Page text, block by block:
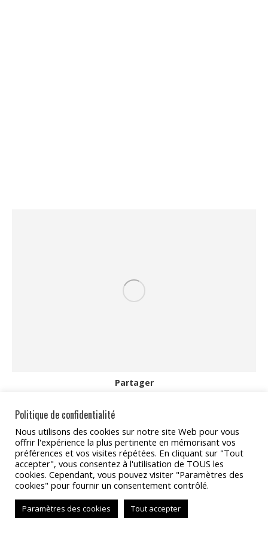
Partager
Partager
sur
Facebook
Partager
sur
X
sur
Pinterest
sur
LinkedIn
sur
WhatsApp
Copyright 2022 - TAT Services
BAS
Politique de confidentialité
Nous utilisons des cookies sur notre site Web pour vous
offrir l'expérience la plus pertinente en mémorisant vos
préférences et vos visites répétées. En cliquant sur "Tout
accepter", vous consentez à l'utilisation de TOUS les
cookies. Cependant, vous pouvez visiter "Paramètres des
cookies" pour fournir un consentement contrôlé.
Paramètres des cookies Tout accepter